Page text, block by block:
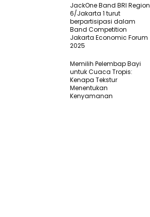
JackOne Band BRI Region
6/Jakarta 1 turut
berpartisipasi dalam
Band Competition
Jakarta Economic Forum
2025
Memilih Pelembap Bayi
untuk Cuaca Tropis:
Kenapa Tekstur
Menentukan
Kenyamanan